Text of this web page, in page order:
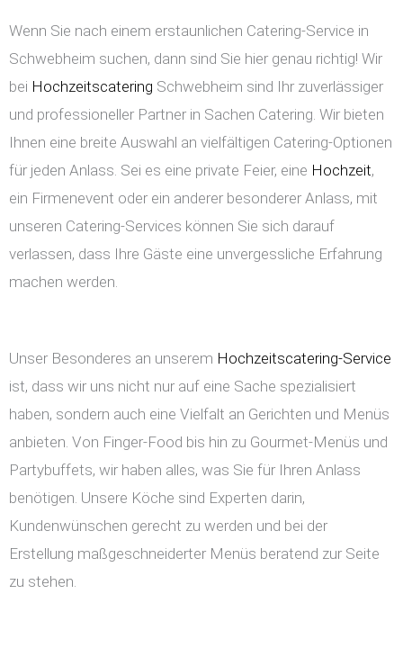
Wenn Sie nach einem erstaunlichen Catering-Service in
Schwebheim suchen, dann sind Sie hier genau richtig! Wir
bei Hochzeitscatering Schwebheim sind Ihr zuverlässiger
und professioneller Partner in Sachen Catering. Wir bieten
Ihnen eine breite Auswahl an vielfältigen Catering-Optionen
für jeden Anlass. Sei es eine private Feier, eine Hochzeit,
ein Firmenevent oder ein anderer besonderer Anlass, mit
unseren Catering-Services können Sie sich darauf
verlassen, dass Ihre Gäste eine unvergessliche Erfahrung
machen werden.
Unser Besonderes an unserem Hochzeitscatering-Service
ist, dass wir uns nicht nur auf eine Sache spezialisiert
haben, sondern auch eine Vielfalt an Gerichten und Menüs
anbieten. Von Finger-Food bis hin zu Gourmet-Menüs und
Partybuffets, wir haben alles, was Sie für Ihren Anlass
benötigen. Unsere Köche sind Experten darin,
Kundenwünschen gerecht zu werden und bei der
Erstellung maßgeschneiderter Menüs beratend zur Seite
zu stehen.